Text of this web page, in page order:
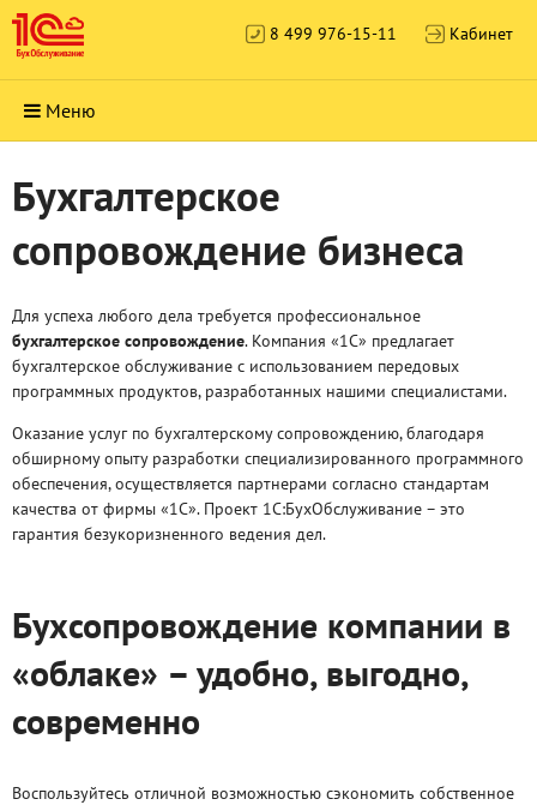
8 499 976-15-11 Кабинет
Меню
Бухгалтерское
сопровождение бизнеса
Для успеха любого дела требуется профессиональное
бухгалтерское сопровождение. Компания «1С» предлагает
бухгалтерское обслуживание с использованием передовых
программных продуктов, разработанных нашими специалистами.
Оказание услуг по бухгалтерскому сопровождению, благодаря
обширному опыту разработки специализированного программного
обеспечения, осуществляется партнерами согласно стандартам
качества от фирмы «1С». Проект 1С:БухОбслуживание – это
гарантия безукоризненного ведения дел.
Бухсопровождение компании в
«облаке» – удобно, выгодно,
современно
Воспользуйтесь отличной возможностью сэкономить собственное